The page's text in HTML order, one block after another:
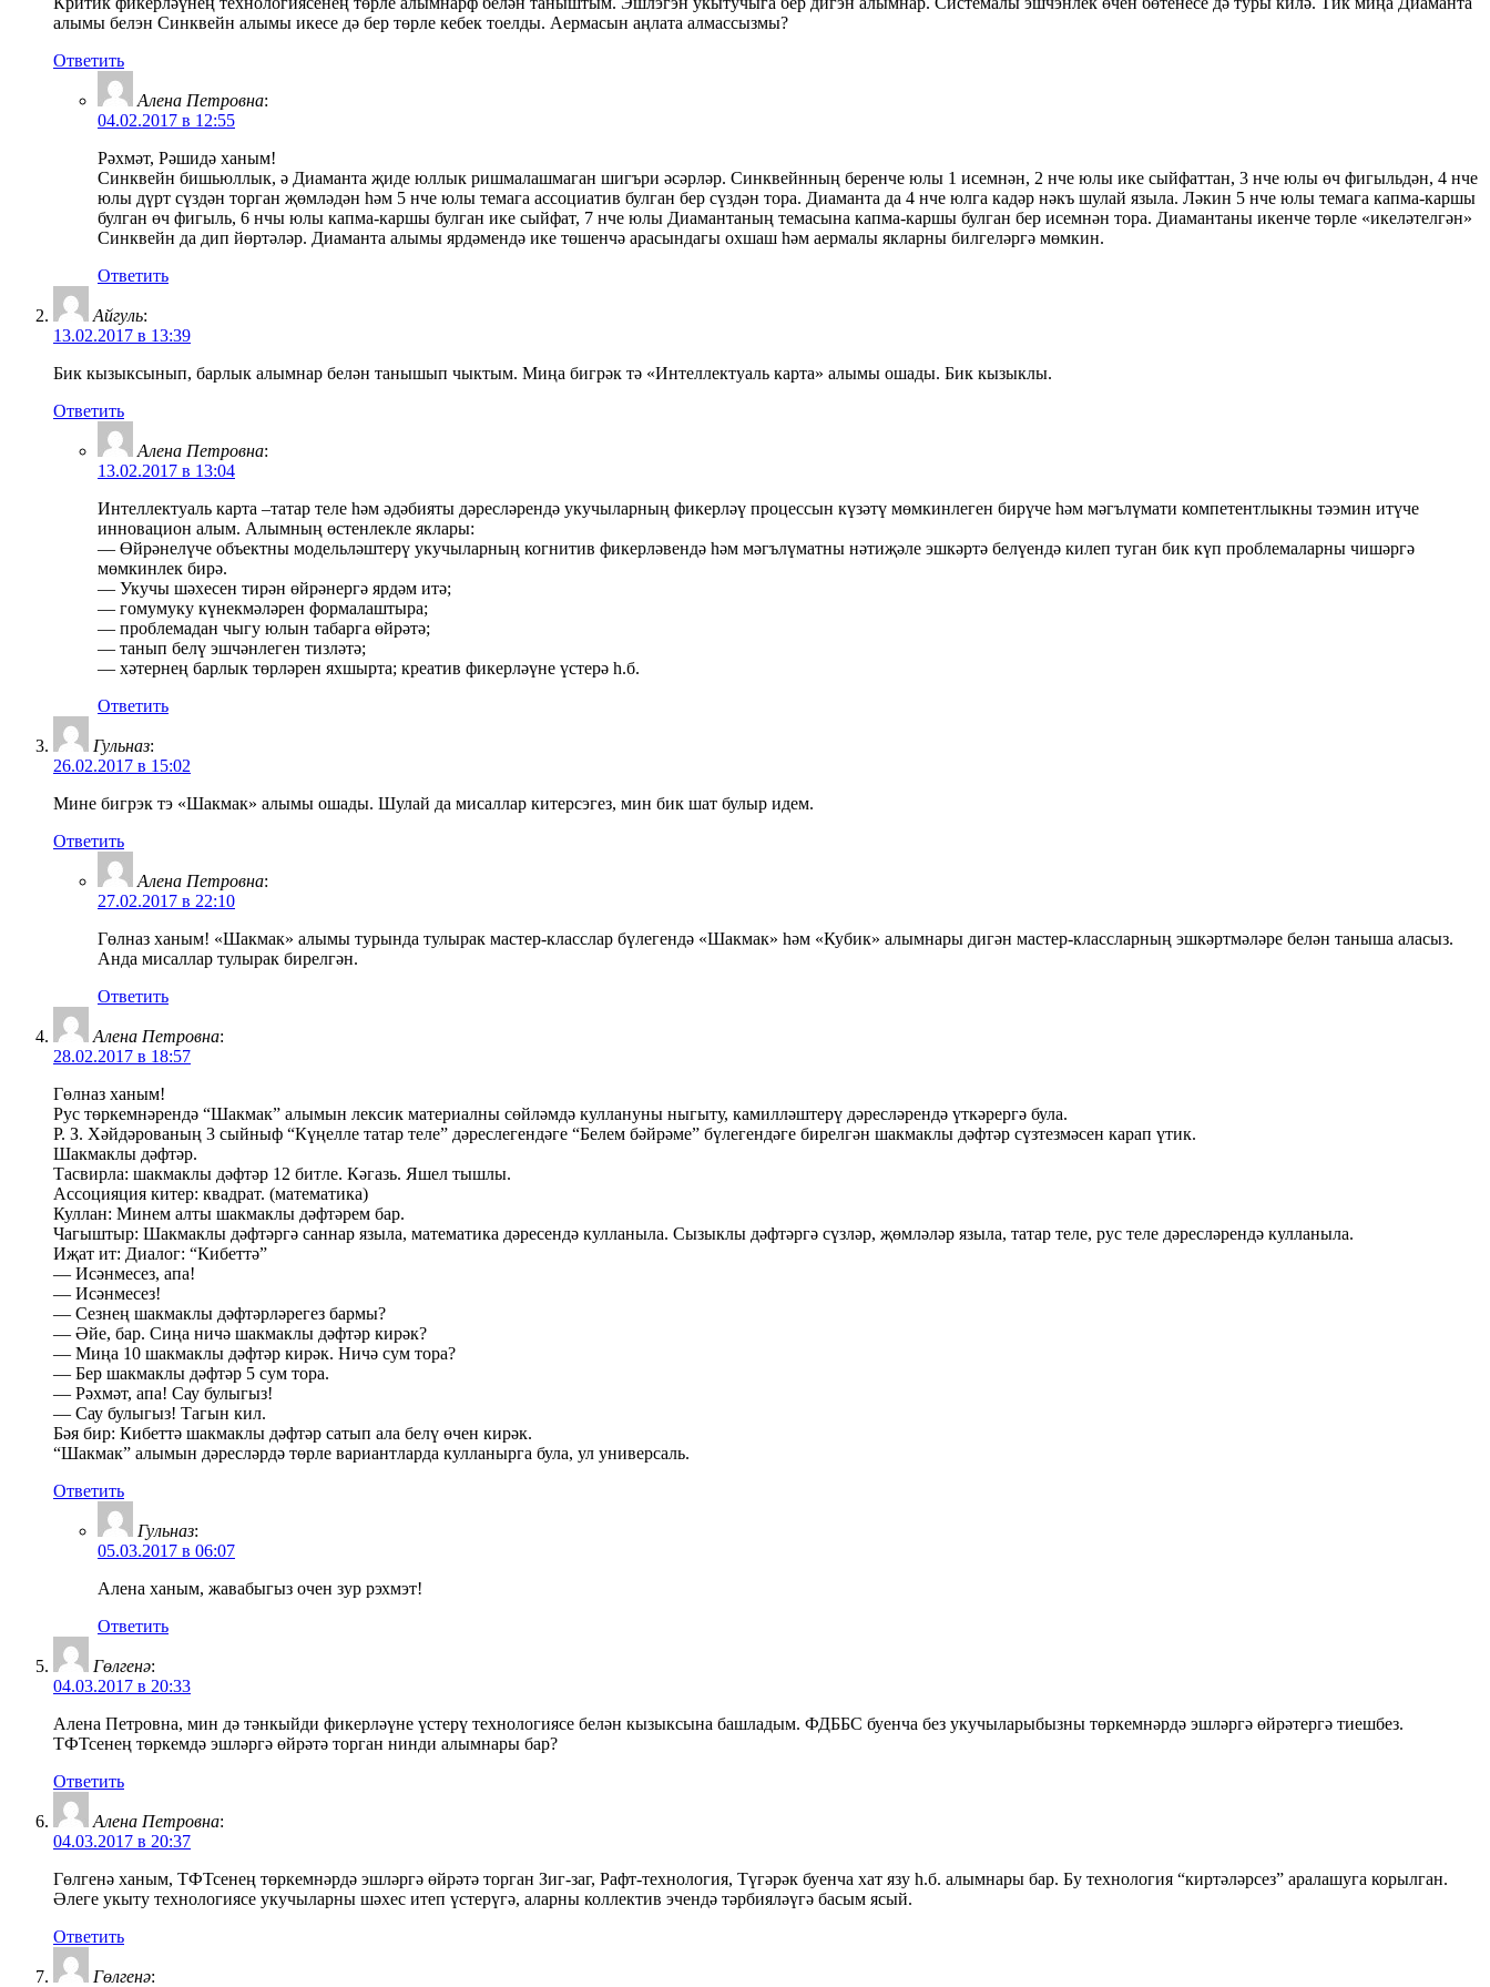
алымы белэн Синквейн алымы икесе дә бер төрле кебек тоелды. Аермасын аңлата алмассызмы?
Ответить
Алена Петровна:
04.02.2017 в 12:55
Рәхмәт, Рәшидә ханым!
Синквейн бишьюллык, ә Диаманта җиде юллык ришмалашмаган шигъри әсәрләр. Синквейнның беренче юлы 1 исемнән, 2 нче юлы ике сыйфаттан, 3 нче юлы өч фигыльдән, 4 нче
юлы дүрт сүздән торган җөмләдән һәм 5 нче юлы темага ассоциатив булган бер сүздән тора. Диаманта да 4 нче юлга кадәр нәкъ шулай языла. Ләкин 5 нче юлы темага капма-каршы
булган өч фигыль, 6 нчы юлы капма-каршы булган ике сыйфат, 7 нче юлы Диамантаның темасына капма-каршы булган бер исемнән тора. Диамантаны икенче төрле «икеләтелгән»
Синквейн да дип йөртәләр. Диаманта алымы ярдәмендә ике төшенчә арасындагы охшаш һәм аермалы якларны билгеләргә мөмкин.
Ответить
Айгуль:
13.02.2017 в 13:39
Бик кызыксынып, барлык алымнар белән танышып чыктым. Миңа бигрәк тә «Интеллектуаль карта» алымы ошады. Бик кызыклы.
Ответить
Алена Петровна:
13.02.2017 в 13:04
Интеллектуаль карта –татар теле һәм әдәбияты дәресләрендә укучыларның фикерләү процессын күзәтү мөмкинлеген бирүче һәм мәгълүмати компетентлыкны тәэмин итүче
инновацион алым. Алымның өстенлекле яклары:
— Өйрәнелүче объектны модельләштерү укучыларның когнитив фикерләвендә һәм мәгълүматны нәтиҗәле эшкәртә белүендә килеп туган бик күп проблемаларны чишәргә
мөмкинлек бирә.
— Укучы шәхесен тирән өйрәнергә ярдәм итә;
— гомумуку күнекмәләрен формалаштыра;
— проблемадан чыгу юлын табарга өйрәтә;
— танып белү эшчәнлеген тизләтә;
— хәтернең барлык төрләрен яхшырта; креатив фикерләүне үстерә һ.б.
Ответить
Гульназ:
26.02.2017 в 15:02
Мине бигрэк тэ «Шакмак» алымы ошады. Шулай да мисаллар китерсэгез, мин бик шат булыр идем.
Ответить
Алена Петровна:
27.02.2017 в 22:10
Гөлназ ханым! «Шакмак» алымы турында тулырак мастер-класслар бүлегендә «Шакмак» һәм «Кубик» алымнары дигән мастер-классларның эшкәртмәләре белән таныша аласыз.
Анда мисаллар тулырак бирелгән.
Ответить
Алена Петровна:
28.02.2017 в 18:57
Гөлназ ханым!
Рус төркемнәрендә “Шакмак” алымын лексик материалны сөйләмдә куллануны ныгыту, камилләштерү дәресләрендә үткәрергә була.
Р. З. Хәйдәрованың 3 сыйныф “Күңелле татар теле” дәреслегендәге “Белем бәйрәме” бүлегендәге бирелгән шакмаклы дәфтәр сүзтезмәсен карап үтик.
Шакмаклы дәфтәр.
Тасвирла: шакмаклы дәфтәр 12 битле. Кәгазь. Яшел тышлы.
Ассоцияция китер: квадрат. (математика)
Куллан: Минем алты шакмаклы дәфтәрем бар.
Чагыштыр: Шакмаклы дәфтәргә саннар языла, математика дәресендә кулланыла. Сызыклы дәфтәргә сүзләр, җөмләләр языла, татар теле, рус теле дәресләрендә кулланыла.
Иҗат ит: Диалог: “Кибеттә”
— Исәнмесез, апа!
— Исәнмесез!
— Сезнең шакмаклы дәфтәрләрегез бармы?
— Әйе, бар. Сиңа ничә шакмаклы дәфтәр кирәк?
— Миңа 10 шакмаклы дәфтәр кирәк. Ничә сум тора?
— Бер шакмаклы дәфтәр 5 сум тора.
— Рәхмәт, апа! Сау булыгыз!
— Сау булыгыз! Тагын кил.
Бәя бир: Кибеттә шакмаклы дәфтәр сатып ала белү өчен кирәк.
“Шакмак” алымын дәресләрдә төрле вариантларда кулланырга була, ул универсаль.
Ответить
Гульназ:
05.03.2017 в 06:07
Алена ханым, жавабыгыз очен зур рэхмэт!
Ответить
Гөлгенә:
04.03.2017 в 20:33
Алена Петровна, мин дә тәнкыйди фикерләүне үстерү технологиясе белән кызыксына башладым. ФДББС буенча без укучыларыбызны төркемнәрдә эшләргә өйрәтергә тиешбез.
ТФТсенең төркемдә эшләргә өйрәтә торган нинди алымнары бар?
Ответить
Алена Петровна:
04.03.2017 в 20:37
Гөлгенә ханым, ТФТсенең төркемнәрдә эшләргә өйрәтә торган Зиг-заг, Рафт-технология, Түгәрәк буенча хат язу һ.б. алымнары бар. Бу технология “киртәләрсез” аралашуга корылган.
Әлеге укыту технологиясе укучыларны шәхес итеп үстерүгә, аларны коллектив эчендә тәрбияләүгә басым ясый.
Ответить
Гөлгенә: